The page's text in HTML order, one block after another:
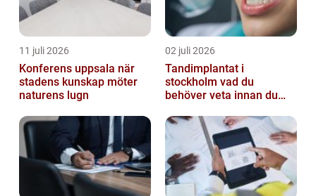
11 juli 2026
Konferens uppsala när
stadens kunskap möter
naturens lugn
02 juli 2026
Tandimplantat i
stockholm vad du
behöver veta innan du